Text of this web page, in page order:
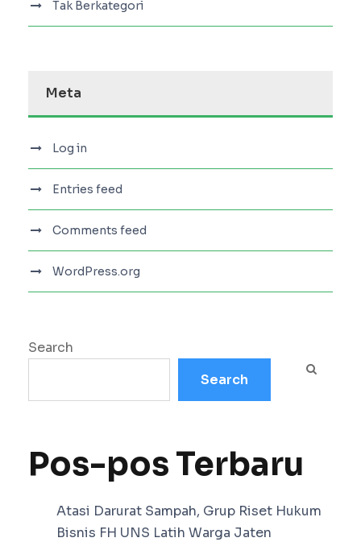
Tak Berkategori
Meta
Log in
Entries feed
Comments feed
WordPress.org
Search
Search
Pos-pos Terbaru
Atasi Darurat Sampah, Grup Riset Hukum
Bisnis FH UNS Latih Warga Jaten